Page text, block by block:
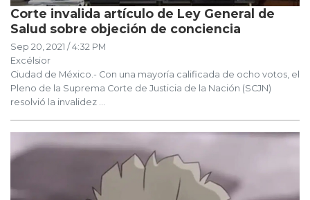
Corte invalida artículo de Ley General de
Salud sobre objeción de conciencia
Sep 20, 2021 / 4:32 PM
Excélsior
Ciudad de México.- Con una mayoría calificada de ocho votos, el
Pleno de la Suprema Corte de Justicia de la Nación (SCJN)
resolvió la invalidez ...